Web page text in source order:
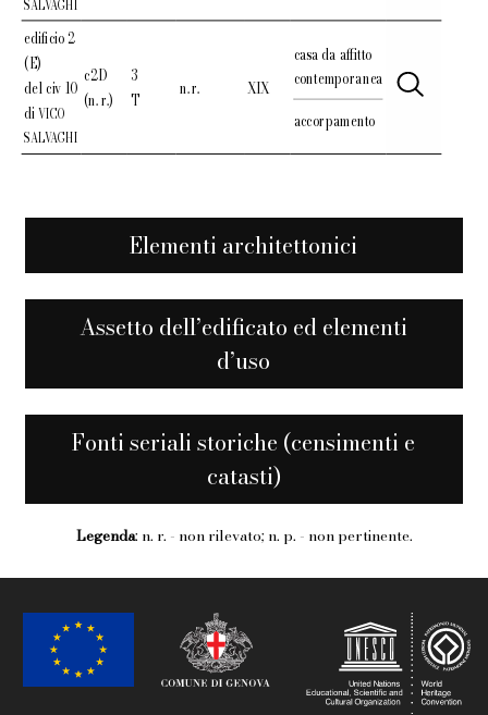
SALVAGHI
edificio 2
(E)
del civ 10
diVICO
SALVAGHI
c2D
(n. r.)
3
T
n. r. XIX
casa da affitto
contemporanea
accorpamento
Elementi architettonici
Assetto dell’edificato ed elementi
d’uso
Fonti seriali storiche (censimenti e
catasti)
Legenda: n. r. - non rilevato; n. p. - non pertinente.